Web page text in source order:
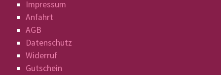
Impressum
Anfahrt
AGB
Datenschutz
Widerruf
Gutschein